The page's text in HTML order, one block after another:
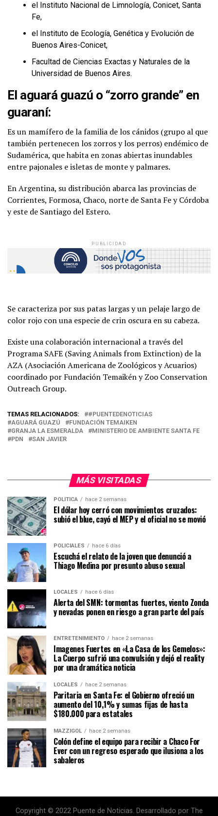
el Instituto Nacional de Limnología, Conicet, Santa
Fe,
el Instituto de Ecología, Genética y Evolución de
Buenos Aires-Conicet,
Facultad de Ciencias Exactas y Naturales de la
Universidad de Buenos Aires.
El aguará guazú o “zorro grande” en
guaraní:
Es un mamífero de la familia de los cánidos (grupo al que
también pertenecen los zorros y los perros) endémico de
Sudamérica, que habita en zonas abiertas inundables
entre pajonales e isletas de monte y palmares.
En Argentina, su distribución abarca las provincias de
Corrientes, Formosa, Chaco, norte de Santa Fe y Córdoba
y este de Santiago del Estero.
PUBLICIDAD
Se caracteriza por sus patas largas y un pelaje largo de
color rojo con una especie de crin oscura en su cabeza.
Existe una colaboración internacional a través del
Programa SAFE (Saving Animals from Extinction) de la
AZA (Asociación Americana de Zoológicos y Acuarios)
coordinado por Fundación Temaikén y Zoo Conservation
Outreach Group.
TEMAS RELACIONADOS:
#PUENTEDENOTICIAS
AGUARÁ GUAZÚ
FUNDACIÓN TEMAIKEN
GRANJA LA ESMERALDA
MINISTERIO DE AMBIENTE SANTA FE
PDN
SAN JAVIER
MÁS VISITADAS
POLÍTICA hace 2 semanas
El dólar hoy cerró con movimientos cruzados:
subió el blue, cayó el MEP y el oficial no se movió
POLICIALES hace 6 días
Escuchá el relato de la joven que denunció a
Thiago Medina por presunto abuso sexual
LOCALES hace 6 días
Alerta del SMN: tormentas fuertes, viento Zonda
y nevadas ponen en riesgo a gran parte del país
ENTRETENIMIENTO hace 2 semanas
Imagenes Fuertes en «La Casa de los Gemelos»:
La Cuerpo sufrió una convulsión y dejó el reality
por una dramática noticia
LOCALES hace 2 semanas
Paritaria en Santa Fe: el Gobierno ofreció un
aumento del 10,1% y sumas fijas de hasta
$180.000 para estatales
MAZZIGOL hace 2 semanas
Colón define el equipo para recibir a Chaco For
Ever con un regreso esperado que ilusiona a los
sabaleros
Copyright © 2022 Puente de Noticias. Desarrollado por The